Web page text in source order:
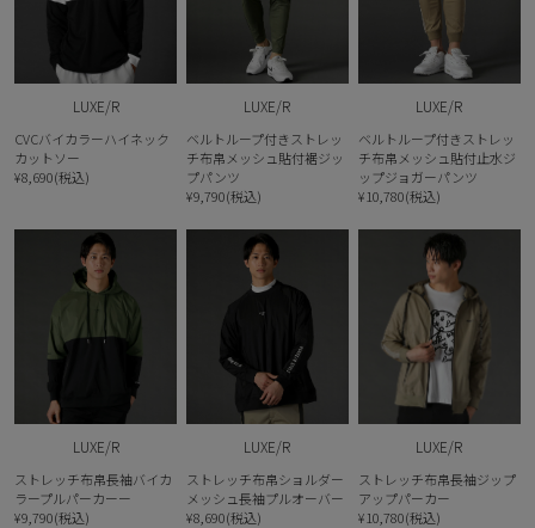
LUXE/R
CVCバイカラーハイネック
カットソー
¥8,690(税込)
LUXE/R
ベルトループ付きストレッ
チ布帛メッシュ貼付裾ジッ
プパンツ
¥9,790(税込)
LUXE/R
ベルトループ付きストレッ
チ布帛メッシュ貼付止水ジ
ップジョガーパンツ
¥10,780(税込)
LUXE/R
ストレッチ布帛長袖バイカ
ラープルパーカーー
¥9,790(税込)
LUXE/R
ストレッチ布帛ショルダー
メッシュ長袖プルオーバー
¥8,690(税込)
LUXE/R
ストレッチ布帛長袖ジップ
アップパーカー
¥10,780(税込)